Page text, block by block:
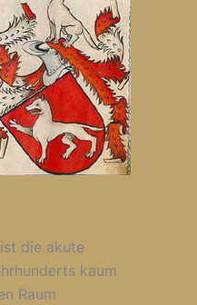
die akute
kaum
Raum